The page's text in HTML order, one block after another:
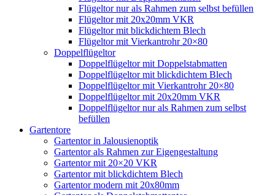
Flügeltor nur als Rahmen zum selbst befüllen
Flügeltor mit 20x20mm VKR
Flügeltor mit blickdichtem Blech
Flügeltor mit Vierkantrohr 20×80
Doppelflügeltor
Doppelflügeltor mit Doppelstabmatten
Doppelflügeltor mit blickdichtem Blech
Doppelflügeltor mit Vierkantrohr 20×80
Doppelflügeltor mit 20x20mm VKR
Doppelflügeltor nur als Rahmen zum selbst
befüllen
Gartentore
Gartentor in Jalousienoptik
Gartentor als Rahmen zur Eigengestaltung
Gartentor mit 20×20 VKR
Gartentor mit blickdichtem Blech
Gartentor modern mit 20x80mm